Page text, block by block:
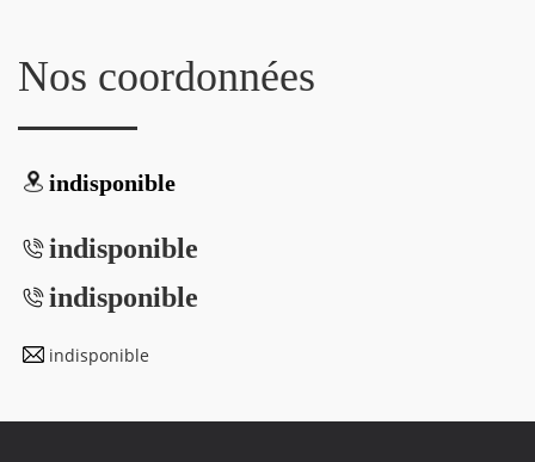
Nos coordonnées
indisponible
indisponible
indisponible
indisponible